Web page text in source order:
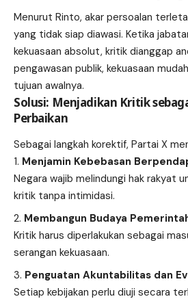
Menurut Rinto, akar persoalan
yang tidak siap diawasi. Ketika
kekuasaan absolut, kritik dianggap
pengawasan publik, kekuasaan
tujuan awalnya.
Solusi: Menjadikan Kritik
Perbaikan
Sebagai langkah korektif, Partai X
Menjamin Kebebasan
Negara wajib melindungi hak rakyat
kritik tanpa intimidasi.
Membangun Budaya
Kritik harus diperlakukan sebagai
serangan kekuasaan.
Penguatan Akuntabilitas dan
Setiap kebijakan perlu diuji secara